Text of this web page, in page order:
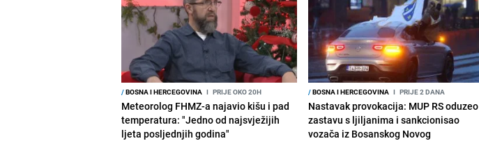
/BOSNA I HERCEGOVINA I PRIJE OKO 20H
Meteorolog FHMZ-a najavio kišu i pad
temperatura: "Jedno od najsvježijih
ljeta posljednjih godina"
/BOSNA I HERCEGOVINA I PRIJE 2 DANA
Nastavak provokacija: MUP RS oduzeo
zastavu s ljiljanima i sankcionisao
vozača iz Bosanskog Novog